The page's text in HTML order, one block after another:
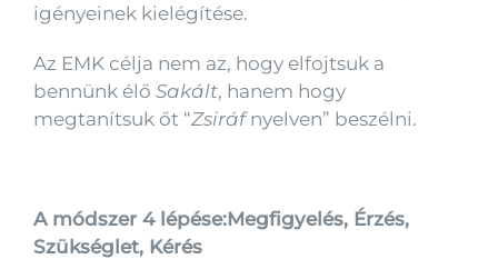
igényeinek kielégítése.
Az EMK célja nem az, hogy elfojtsuk a
bennünk élő Sakált, hanem hogy
megtanítsuk őt “Zsiráfnyelven” beszélni.
A módszer 4 lépése:Megfigyelés, Érzés,
Szükséglet, Kérés